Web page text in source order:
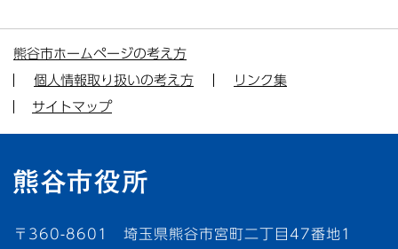
熊谷市ホームページの考え方
個人情報取り扱いの考え方
リンク集
サイトマップ
〒360-8601 埼玉県熊谷市宮町二丁目47番地1